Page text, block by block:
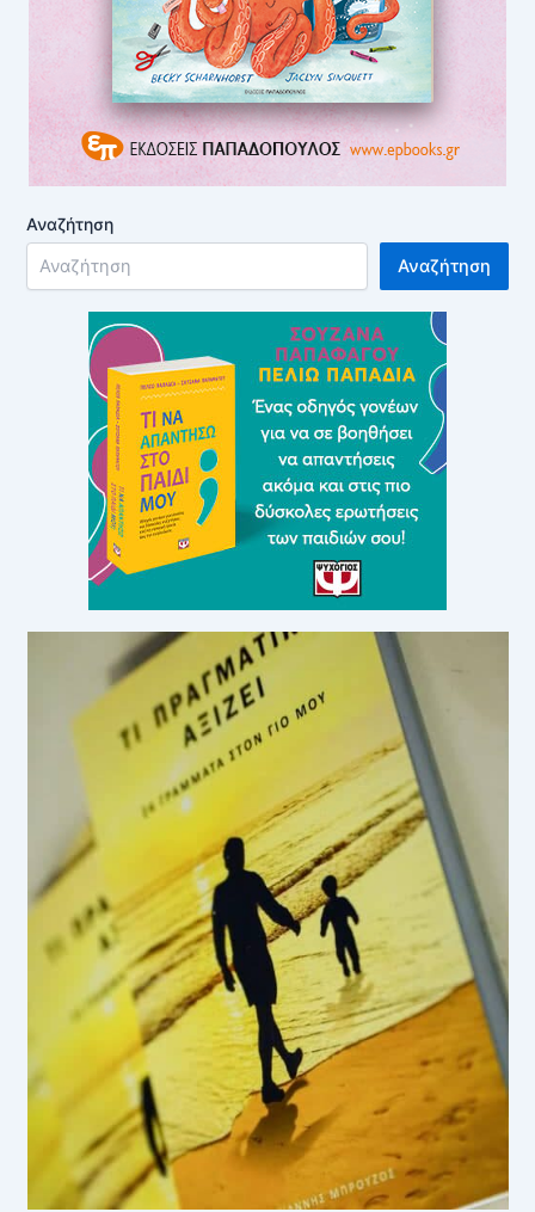
Αναζήτηση
Αναζήτηση